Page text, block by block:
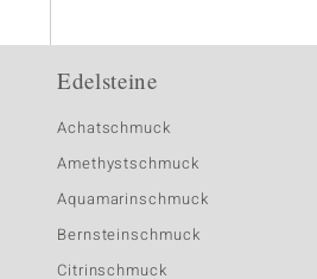
Edelsteine
Achatschmuck
Amethystschmuck
Aquamarinschmuck
Bernsteinschmuck
Citrinschmuck